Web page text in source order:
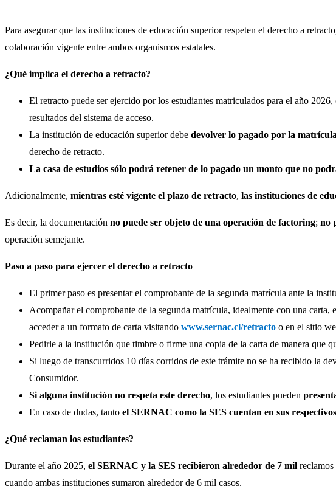
Para asegurar que las instituciones de educación superior respeten el derecho a
colaboración vigente entre ambos organismos estatales.
¿Qué implica el derecho a retracto?
El retracto puede ser ejercido por los estudiantes matriculados para el año
resultados del sistema de acceso.
La institución de educación superior debe devolver lo pagado por la
derecho de retracto.
La casa de estudios sólo podrá retener de lo pagado un monto que no
Adicionalmente, mientras esté vigente el plazo de retracto, las instituciones de
Es decir, la documentación no puede ser objeto de una operación de factoring; no
operación semejante.
Paso a paso para ejercer el derecho a retracto
El primer paso es presentar el comprobante de la segunda matrícula ante la
Acompañar el comprobante de la segunda matrícula, idealmente con una
acceder a un formato de carta visitando www.sernac.cl/retracto o en el sitio
Pedirle a la institución que timbre o firme una copia de la carta de manera que
Si luego de transcurridos 10 días corridos de este trámite no se ha recibido la
Consumidor.
Si alguna institución no respeta este derecho, los estudiantes pueden
En caso de dudas, tanto el SERNAC como la SES cuentan en sus
¿Qué reclaman los estudiantes?
Durante el año 2025, el SERNAC y la SES recibieron alrededor de 7 mil
cuando ambas instituciones sumaron alrededor de 6 mil casos.